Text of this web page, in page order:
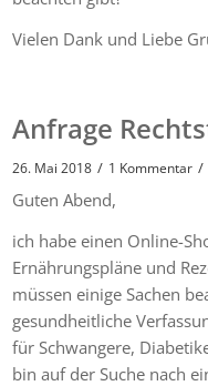
Vielen Dank und Liebe
Anfrage
26. Mai 2018 / 1 Kommentar /
Guten Abend,
ich habe einen Online-
Ernährungspläne und
müssen einige Sachen
gesundheitliche
für Schwangere,
bin auf der Suche nach